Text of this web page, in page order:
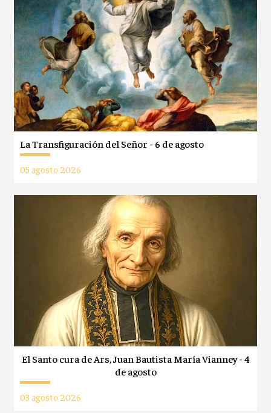
La Transfiguración del Señor - 6 de agosto
05 agosto 2026
El Santo cura de Ars, Juan Bautista María Vianney - 4
de agosto
03 agosto 2026